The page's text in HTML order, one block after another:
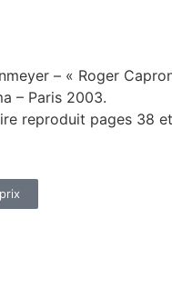
– « Roger
– Paris 2003.
reproduit pages 38